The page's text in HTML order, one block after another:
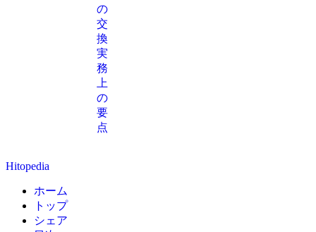
の
交
換
実
務
上
の
要
点
Hitopedia
ホーム
トップ
シェア